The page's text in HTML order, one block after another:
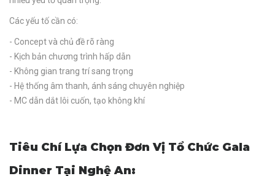
Các yếu tố cần có:
- Concept và chủ đề rõ ràng
- Kịch bản chương trình hấp dẫn
- Không gian trang trí sang trọng
- Hệ thống âm thanh, ánh sáng chuyên nghiệp
- MC dẫn dắt lôi cuốn, tạo không khí
Tiêu Chí Lựa Chọn Đơn Vị Tổ Chức Gala
Dinner Tại Nghệ An: